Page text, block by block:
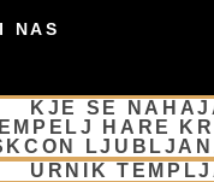
NAS
KJE SE
HARE
URNIK